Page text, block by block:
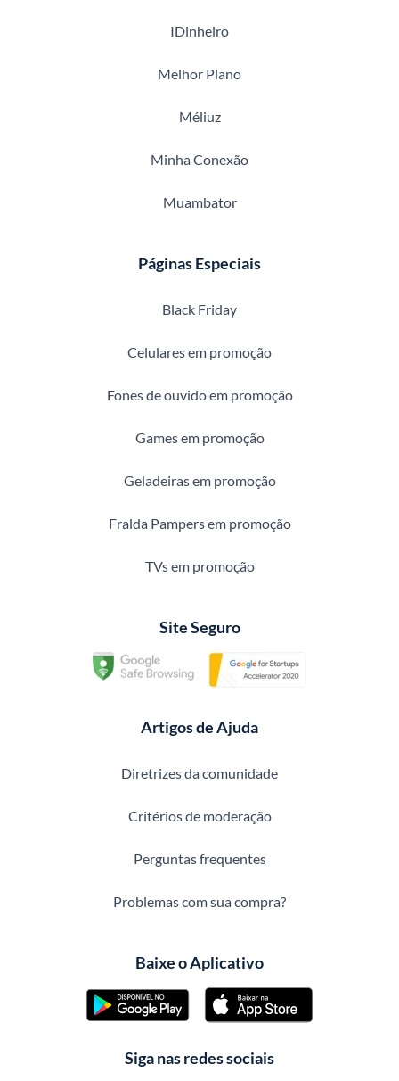
IDinheiro
Melhor Plano
Méliuz
Minha Conexão
Muambator
Páginas Especiais
Black Friday
Celulares em promoção
Fones de ouvido em promoção
Games em promoção
Geladeiras em promoção
Fralda Pampers em promoção
TVs em promoção
Site Seguro
Artigos de Ajuda
Diretrizes da comunidade
Critérios de moderação
Perguntas frequentes
Problemas com sua compra?
Baixe o Aplicativo
Siga nas redes sociais